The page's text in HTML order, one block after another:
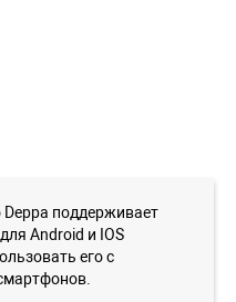
Deppa поддерживает
Android и IOS
его с